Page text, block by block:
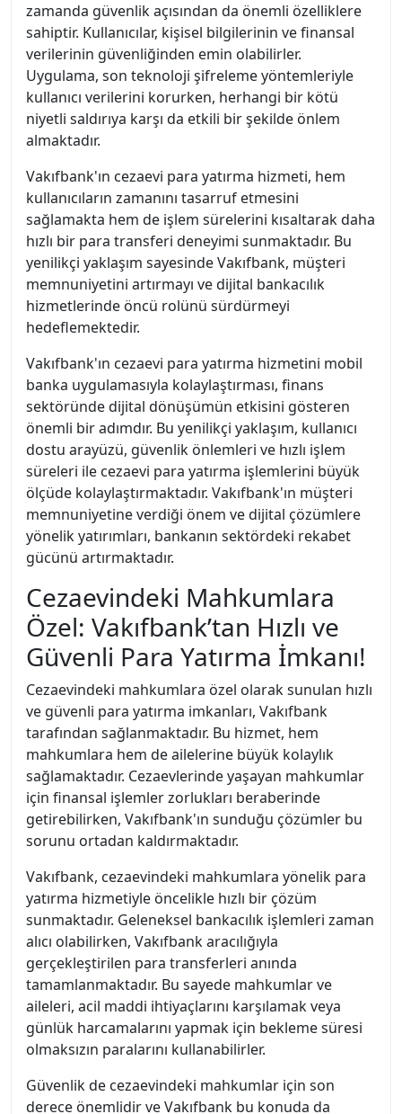
zamanda güvenlik açısından da önemli özelliklere
sahiptir. Kullanıcılar, kişisel bilgilerinin ve finansal
verilerinin güvenliğinden emin olabilirler.
Uygulama, son teknoloji şifreleme yöntemleriyle
kullanıcı verilerini korurken, herhangi bir kötü
niyetli saldırıya karşı da etkili bir şekilde önlem
almaktadır.
Vakıfbank'ın cezaevi para yatırma hizmeti, hem
kullanıcıların zamanını tasarruf etmesini
sağlamakta hem de işlem sürelerini kısaltarak daha
hızlı bir para transferi deneyimi sunmaktadır. Bu
yenilikçi yaklaşım sayesinde Vakıfbank, müşteri
memnuniyetini artırmayı ve dijital bankacılık
hizmetlerinde öncü rolünü sürdürmeyi
hedeflemektedir.
Vakıfbank'ın cezaevi para yatırma hizmetini mobil
banka uygulamasıyla kolaylaştırması, finans
sektöründe dijital dönüşümün etkisini gösteren
önemli bir adımdır. Bu yenilikçi yaklaşım, kullanıcı
dostu arayüzü, güvenlik önlemleri ve hızlı işlem
süreleri ile cezaevi para yatırma işlemlerini büyük
ölçüde kolaylaştırmaktadır. Vakıfbank'ın müşteri
memnuniyetine verdiği önem ve dijital çözümlere
yönelik yatırımları, bankanın sektördeki rekabet
gücünü artırmaktadır.
Cezaevindeki Mahkumlara
Özel: Vakıfbank’tan Hızlı ve
Güvenli Para Yatırma İmkanı!
Cezaevindeki mahkumlara özel olarak sunulan hızlı
ve güvenli para yatırma imkanları, Vakıfbank
tarafından sağlanmaktadır. Bu hizmet, hem
mahkumlara hem de ailelerine büyük kolaylık
sağlamaktadır. Cezaevlerinde yaşayan mahkumlar
için finansal işlemler zorlukları beraberinde
getirebilirken, Vakıfbank'ın sunduğu çözümler bu
sorunu ortadan kaldırmaktadır.
Vakıfbank, cezaevindeki mahkumlara yönelik para
yatırma hizmetiyle öncelikle hızlı bir çözüm
sunmaktadır. Geleneksel bankacılık işlemleri zaman
alıcı olabilirken, Vakıfbank aracılığıyla
gerçekleştirilen para transferleri anında
tamamlanmaktadır. Bu sayede mahkumlar ve
aileleri, acil maddi ihtiyaçlarını karşılamak veya
günlük harcamalarını yapmak için bekleme süresi
olmaksızın paralarını kullanabilirler.
Güvenlik de cezaevindeki mahkumlar için son
derece önemlidir ve Vakıfbank bu konuda da